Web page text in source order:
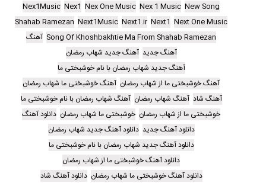
New Song
Nex 1 Music
Nex One Music
Nex1
Nex1Music
Next One Music
Next1
Next1.ir
Next1Music
Shahab Ramezan
Song Of Khoshbakhtie Ma From Shahab Ramezan آهنگ
آهنگ جدید آهنگ جدید شهاب رمضان
آهنگ جدید شهاب رمضان با نام خوشبختی ما
آهنگ خوشبختی ما از شهاب رمضان آهنگ خوشبختی ما شهاب رمضان
آهنگ شاد آهنگ شهاب رمضان آهنگ شهاب رمضان با نام خوشبختی ما
خوشبختی ما از شهاب رمضان خوشبختی ما شهاب رمضان دانلود آهنگ
دانلود آهنگ جدید دانلود آهنگ جدید شهاب رمضان
دانلود آهنگ جدید شهاب رمضان با نام خوشبختی ما
دانلود آهنگ خوشبختی ما از شهاب رمضان
دانلود آهنگ خوشبختی ما شهاب رمضان دانلود آهنگ شاد